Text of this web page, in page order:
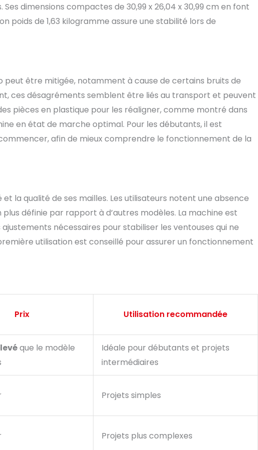
dimensions compactes de 30,99 x 26,04 x 30,99 cm en font
poids de 1,63 kilogramme assure une stabilité lors de
peut être mitigée, notamment à cause de certains bruits de
ces désagréments semblent être liés au transport et peuvent
pièces en plastique pour les réaligner, comme montré dans
en état de marche optimal. Pour les débutants, il est
afin de mieux comprendre le fonctionnement de la
la qualité de ses mailles. Les utilisateurs notent une absence
définie par rapport à d’autres modèles. La machine est
nécessaires pour stabiliser les ventouses qui ne
utilisation est conseillé pour assurer un fonctionnement
Prix Utilisation recommandée
que le modèle
Idéale pour débutants et projets
intermédiaires
Projets simples
Projets plus complexes